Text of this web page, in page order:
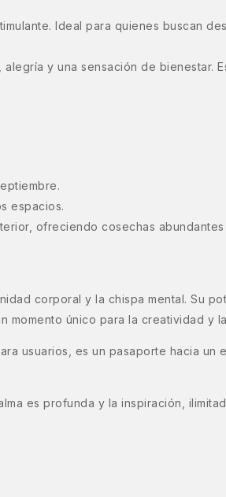
Ideal para quienes buscan
y una sensación de bienestar.
espacios.
ofreciendo cosechas
corporal y la chispa mental. Su
momento único para la creatividad y
usuarios, es un pasaporte hacia un
es profunda y la inspiración,